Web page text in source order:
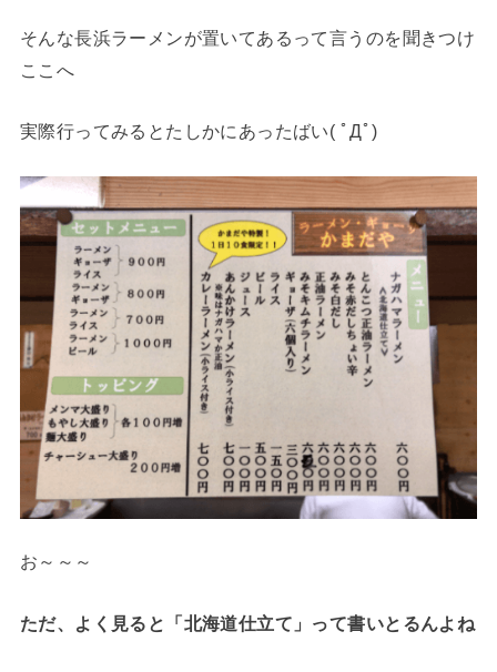
そんな長浜ラーメンが置いてあるって言うのを聞きつけ
ここへ
実際行ってみるとたしかにあったばい( ﾟДﾟ)
お～～～
ただ、よく見ると「北海道仕立て」って書いとるんよね